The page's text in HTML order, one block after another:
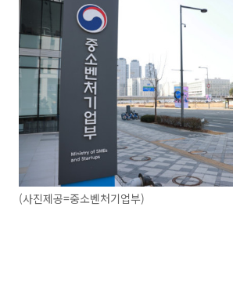
(사진제공=중소벤처기업부)